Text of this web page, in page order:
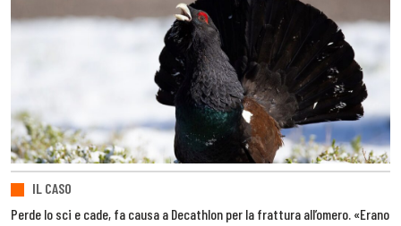
IL CASO
Perde lo sci e cade, fa causa a Decathlon per la frattura all’omero. «Erano